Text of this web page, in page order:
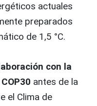
actuales
preparados
de 1,5 °C.
con la
antes de la
el Clima de